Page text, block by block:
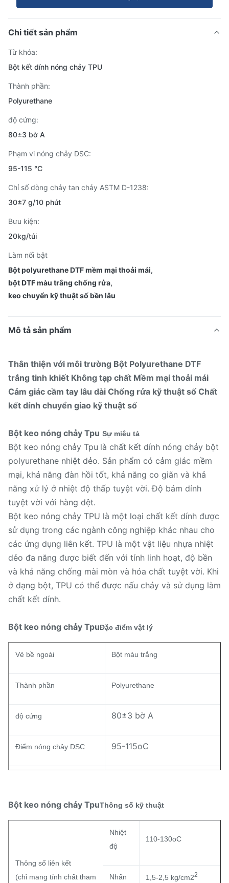
Chi tiết sản phẩm
Từ khóa:
Bột kết dính nóng chảy TPU
Thành phần:
Polyurethane
độ cứng:
80±3 bờ A
Phạm vi nóng chảy DSC:
95-115 °C
Chỉ số dòng chảy tan chảy ASTM D-1238:
30±7 g/10 phút
Bưu kiện:
20kg/túi
Làm nổi bật
Bột polyurethane DTF mềm mại thoải mái,
bột DTF màu trắng chống rửa,
keo chuyển kỹ thuật số bền lâu
Mô tả sản phẩm
Thân thiện với môi trường Bột Polyurethane DTF
trắng tinh khiết Không tạp chất Mềm mại thoải mái
Cảm giác cầm tay lâu dài Chống rửa kỹ thuật số Chất
kết dính chuyển giao kỹ thuật số
Bột keo nóng chảy Tpu Sự miêu tả
Bột keo nóng chảy Tpu là chất kết dính nóng chảy bột
polyurethane nhiệt dẻo. Sản phẩm có cảm giác mềm
mại, khả năng đàn hồi tốt, khả năng co giãn và khả
năng xử lý ở nhiệt độ thấp tuyệt vời. Độ bám dính
tuyệt vời với hàng dệt.
Bột keo nóng chảy TPU là một loại chất kết dính được
sử dụng trong các ngành công nghiệp khác nhau cho
các ứng dụng liên kết. TPU là một vật liệu nhựa nhiệt
dẻo đa năng được biết đến với tính linh hoạt, độ bền
và khả năng chống mài mòn và hóa chất tuyệt vời. Khi
ở dạng bột, TPU có thể được nấu chảy và sử dụng làm
chất kết dính.
Bột keo nóng chảy TpuĐặc điểm vật lý
Vẻ bề ngoài Bột màu trắng
Thành phần Polyurethane
độ cứng 80±3 bờ A
Điểm nóng chảy DSC 95-115oC
Khả năng chống ố vàng
(mức độ)
Bột keo nóng chảy TpuThông số kỹ thuật
Thông số liên kết
(chỉ mang tính chất tham
Nhiệt
độ
110-130oC
Nhấn 1,5-2,5 kg/cm22